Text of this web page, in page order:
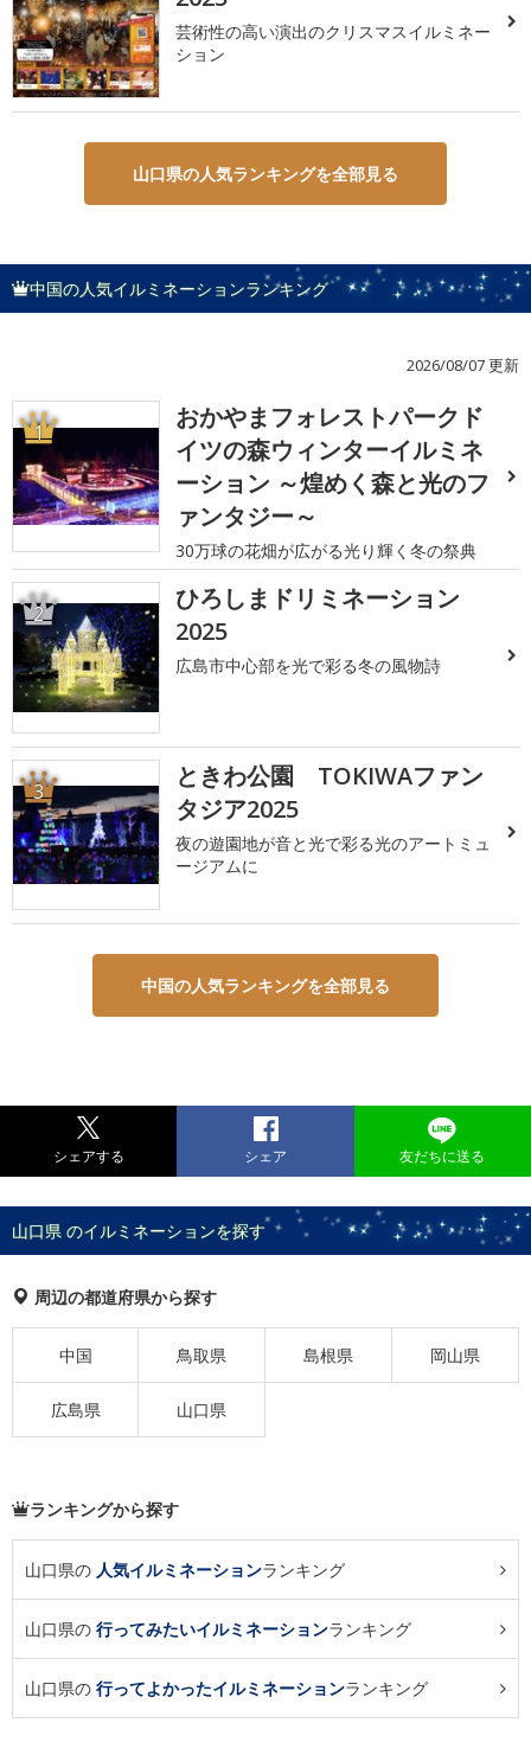
芸術性の高い演出のクリスマスイルミネー
ション
山口県の人気ランキングを全部見る
中国の人気イルミネーションランキング
2026/08/07 更新
1
おかやまフォレストパークド
イツの森ウィンターイルミネ
ーション ～煌めく森と光のフ
ァンタジー～
30万球の花畑が広がる光り輝く冬の祭典
2
ひろしまドリミネーション
2025
広島市中心部を光で彩る冬の風物詩
3
ときわ公園 TOKIWAファン
タジア2025
夜の遊園地が音と光で彩る光のアートミュ
ージアムに
中国の人気ランキングを全部見る
シェアする シェア 友だちに送る
山口県 のイルミネーションを探す
周辺の都道府県から探す
中国 鳥取県 島根県 岡山県
広島県 山口県
ランキングから探す
山口県の 人気イルミネーションランキング
山口県の 行ってみたいイルミネーションランキング
山口県の 行ってよかったイルミネーションランキング